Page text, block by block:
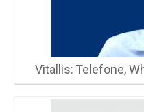
Vitallis: Telefone,